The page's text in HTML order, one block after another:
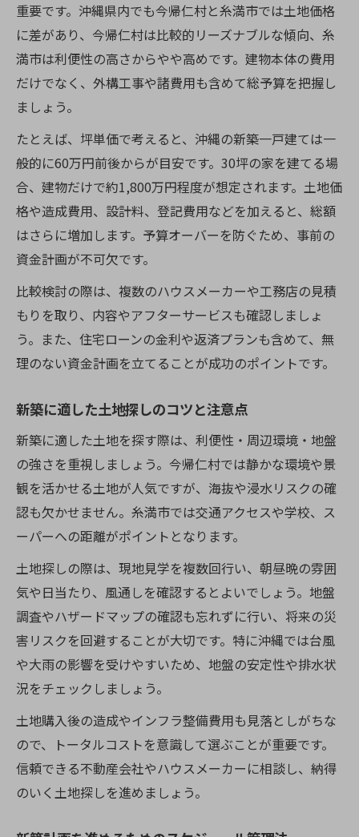
重要です。沖縄県内でも今帰仁村と糸満市では土地価格
に差があり、今帰仁村は比較的リーズナブルな傾向、糸
満市は利便性の高さからやや高めです。建物本体の費用
だけでなく、外構工事や諸費用も含めて総予算を把握し
ましょう。
たとえば、坪単価で考えると、沖縄の新築一戸建ては一
般的に60万円前後からが目安です。30坪の家を建てる場
合、建物だけで約1,800万円程度が想定されます。土地価
格や造成費用、設計料、登記費用などを加えると、総額
はさらに増加します。予算オーバーを防ぐため、事前の
資金計画が不可欠です。
比較検討の際は、複数のハウスメーカーや工務店の見積
もりを取り、内容やアフターサービスも確認しましょ
う。また、住宅ローンの金利や返済プランも含めて、無
理のない資金計画を立てることが成功のポイントです。
新築に適した土地探しのコツと注意点
新築に適した土地を探す際は、利便性・周辺環境・地盤
の強さを重視しましょう。今帰仁村では静かな環境や景
観を活かせる土地が人気ですが、海抜や浸水リスクの確
認も欠かせません。糸満市では交通アクセスや学校、ス
ーパーへの距離がポイントとなります。
土地探しの際は、現地見学を複数回行い、朝昼晩の雰囲
気や日当たり、風通しを確認するとよいでしょう。地盤
調査やハザードマップの確認も忘れずに行い、将来の災
害リスクを回避することが大切です。特に沖縄では台風
や大雨の影響を受けやすいため、地盤の安定性や排水状
況をチェックしましょう。
土地購入後の造成やインフラ整備費用も見落としがちな
ので、トータルコストを意識して選ぶことが重要です。
信頼できる不動産会社やハウスメーカーに相談し、納得
のいく土地探しを進めましょう。